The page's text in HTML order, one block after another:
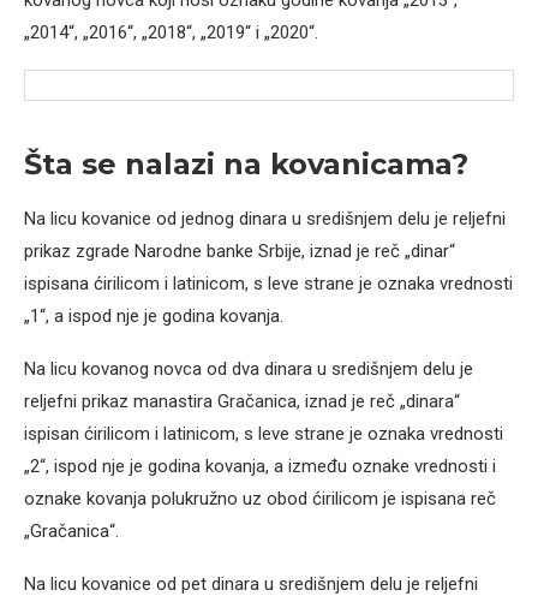
„2014“, „2016“, „2018“, „2019“ i „2020“.
Šta se nalazi na kovanicama?
Na licu kovanice od jednog dinara u središnjem delu je reljefni
prikaz zgrade Narodne banke Srbije, iznad je reč „dinar“
ispisana ćirilicom i latinicom, s leve strane je oznaka vrednosti
„1“, a ispod nje je godina kovanja.
Na licu kovanog novca od dva dinara u središnjem delu je
reljefni prikaz manastira Gračanica, iznad je reč „dinara“
ispisan ćirilicom i latinicom, s leve strane je oznaka vrednosti
„2“, ispod nje je godina kovanja, a između oznake vrednosti i
oznake kovanja polukružno uz obod ćirilicom je ispisana reč
„Gračanica“.
Na licu kovanice od pet dinara u središnjem delu je reljefni